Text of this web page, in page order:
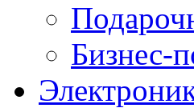
Бизнес-